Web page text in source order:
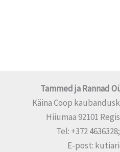
Tammed ja Rannad
Käina Coop
Hiiumaa 92101
Tel: +372
E-post: